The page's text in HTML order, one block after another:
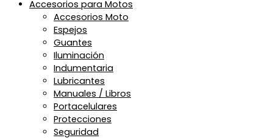
Accesorios para Motos
Accesorios Moto
Espejos
Guantes
Iluminación
Indumentaria
Lubricantes
Manuales / Libros
Portacelulares
Protecciones
Seguridad